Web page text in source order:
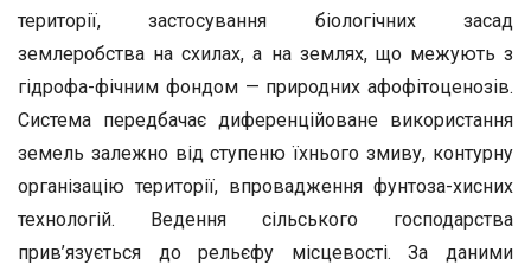
території, застосування біологічних засад
землеробства на схилах, а на землях, що межують з
гідрофа-фічним фондом — природних афофітоценозів.
Система передбачає диференційоване використання
земель залежно від ступеню їхньо­го змиву, контурну
організацію території, впровадження фунтоза-хисних
технологій. Ведення сільського господарства
прив’язується до рельєфу місцевості. За даними